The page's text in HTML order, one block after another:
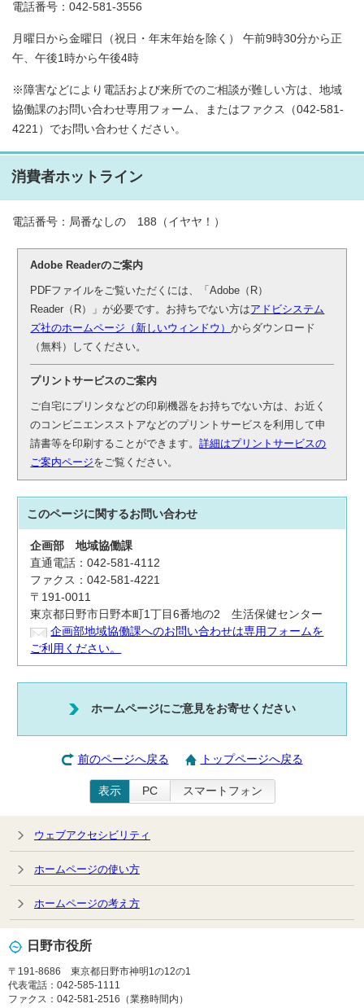
電話番号：042-581-3556
月曜日から金曜日（祝日・年末年始を除く） 午前9時30分から正
午、午後1時から午後4時
※障害などにより電話および来所でのご相談が難しい方は、地域
協働課のお問い合わせ専用フォーム、またはファクス（042-581-
4221）でお問い合わせください。
消費者ホットライン
電話番号：局番なしの 188（イヤヤ！）
Adobe Readerのご案内
PDFファイルをご覧いただくには、「Adobe（R）
Reader（R）」が必要です。お持ちでない方はアドビシステム
ズ社のホームページ（新しいウィンドウ）からダウンロード
（無料）してください。
プリントサービスのご案内
ご自宅にプリンタなどの印刷機器をお持ちでない方は、お近く
のコンビニエンスストアなどのプリントサービスを利用して申
請書等を印刷することができます。詳細はプリントサービスの
ご案内ページをご覧ください。
このページに関するお問い合わせ
企画部地域協働課
直通電話：042-581-4112
ファクス：042-581-4221
〒191-0011
東京都日野市日野本町1丁目6番地の2 生活保健センター
企画部地域協働課へのお問い合わせは専用フォームを
ご利用ください。
ホームページにご意見をお寄せください
前のページへ戻る トップページへ戻る
表示 PC スマートフォン
ウェブアクセシビリティ
ホームページの使い方
ホームページの考え方
日野市役所
〒191-8686 東京都日野市神明1の12の1
代表電話：042-585-1111
ファクス：042-581-2516（業務時間内）